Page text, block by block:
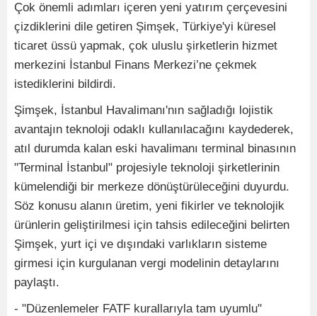
Çok önemli adımları içeren yeni yatırım çerçevesini
çizdiklerini dile getiren Şimşek, Türkiye'yi küresel
ticaret üssü yapmak, çok uluslu şirketlerin hizmet
merkezini İstanbul Finans Merkezi’ne çekmek
istediklerini bildirdi.
Şimşek, İstanbul Havalimanı'nın sağladığı lojistik
avantajın teknoloji odaklı kullanılacağını kaydederek,
atıl durumda kalan eski havalimanı terminal binasının
"Terminal İstanbul" projesiyle teknoloji şirketlerinin
kümelendiği bir merkeze dönüştürüleceğini duyurdu.
Söz konusu alanın üretim, yeni fikirler ve teknolojik
ürünlerin geliştirilmesi için tahsis edileceğini belirten
Şimşek, yurt içi ve dışındaki varlıkların sisteme
girmesi için kurgulanan vergi modelinin detaylarını
paylaştı.
- "Düzenlemeler FATF kurallarıyla tam uyumlu"